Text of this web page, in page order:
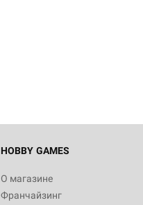
HOBBY GAMES
О магазине
Франчайзинг
Белая смерть
12 990